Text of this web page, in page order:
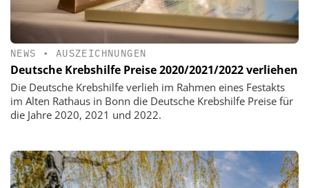
NEWS • AUSZEICHNUNGEN
Deutsche Krebshilfe Preise 2020/2021/2022 verliehen
Die Deutsche Krebshilfe verlieh im Rahmen eines Festakts
im Alten Rathaus in Bonn die Deutsche Krebshilfe Preise für
die Jahre 2020, 2021 und 2022.